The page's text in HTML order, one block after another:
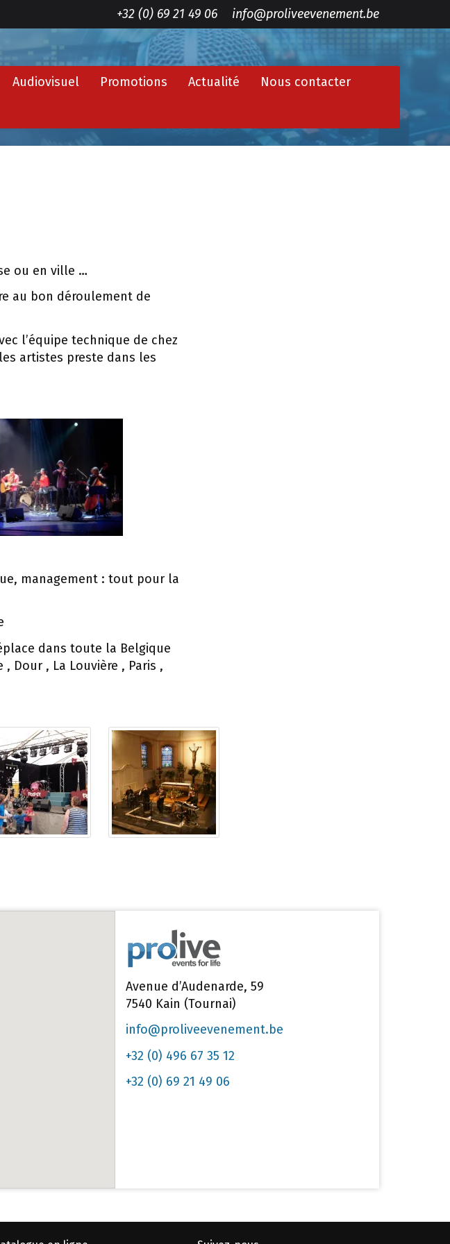
+32 (0) 69 21 49 06 info@proliveevenement.be
Audiovisuel Promotions Actualité Nous contacter
ou en ville …
au bon déroulement de
l’équipe technique de chez
artistes preste dans les
management : tout pour la
dans toute la Belgique
Dour , La Louvière , Paris ,
Avenue d’Audenarde, 59
7540 Kain (Tournai)
info@proliveevenement.be
+32 (0) 496 67 35 12
+32 (0) 69 21 49 06